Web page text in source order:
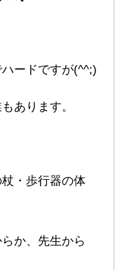
ードですが(^^;)
あります。
・歩行器の体
か、先生から